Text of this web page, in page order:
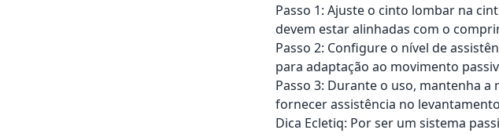
Passo 1: Ajuste o cinto lombar na
devem estar alinhadas com o
Passo 2: Configure o nível de
para adaptação ao movimento
Passo 3: Durante o uso, mantenha
fornecer assistência no
Dica Ecletiq: Por ser um sistema